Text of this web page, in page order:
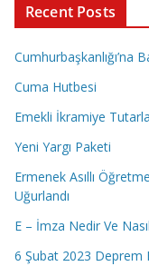
Recent Posts
Cumhurbaşkanlığı’na
Cuma Hutbesi
Emekli İkramiye
Yeni Yargı Paketi
Ermenek Asıllı
Uğurlandı
E – İmza Nedir Ve Nasıl
6 Şubat 2023 Deprem